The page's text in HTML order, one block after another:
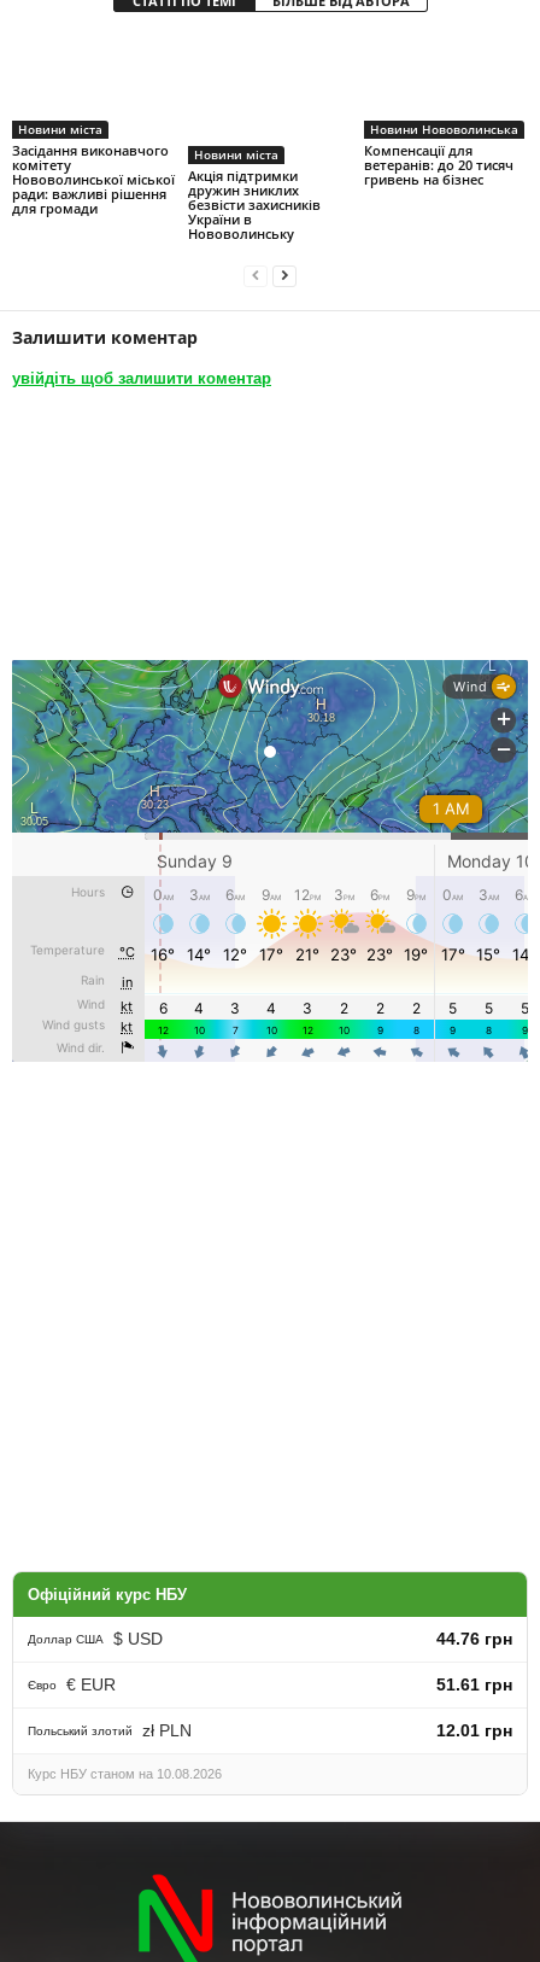
Новини міста
Засідання виконавчого
комітету
Нововолинської міської
ради: важливі рішення
для громади
Новини міста
Акція підтримки
дружин зниклих
безвісти захисників
України в
Нововолинську
Новини Нововолинська
Компенсації для
ветеранів: до 20 тисяч
гривень на бізнес
Залишити коментар
увійдіть щоб залишити коментар
Офіційний курс НБУ
Доллар США $ USD 44.76 грн
Євро € EUR 51.61 грн
Польський злотий zł PLN 12.01 грн
Курс НБУ станом на 10.08.2026